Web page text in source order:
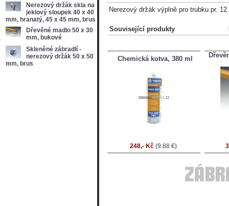
Nerezový držák skla na
jeklový sloupek 40 x 40
mm, hranatý, 45 x 45 mm, brus
Dřevěné madlo 50 x 30
mm, bukové
Skleněné zábradlí -
nerezový držák 50 x 50
mm, brus
Nerezový držák výplně pro trubku pr.
Související produkty
Chemická kotva, 380 ml
248,- Kč(9.88 €)